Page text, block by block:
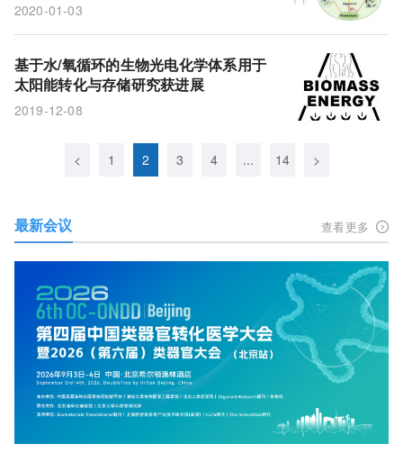
2020-01-03
基于水/氧循环的生物光电化学体系用于
太阳能转化与存储研究获进展
2019-12-08
< 1 2 3 4 ... 14 >
最新会议 查看更多